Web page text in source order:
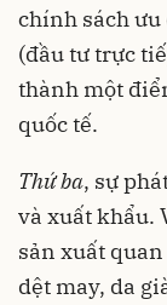
chính sách ưu
(đầu tư trực
thành một
quốc tế.
Thứ ba, sự
và xuất khẩu.
sản xuất
dệt may, da